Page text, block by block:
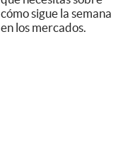
cómo sigue la semana
en los mercados.